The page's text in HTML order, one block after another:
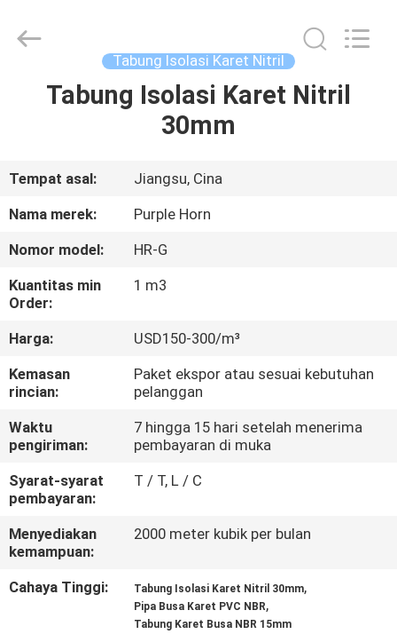
RUMAH
TENTANG
KAMI
TUR
PABRIK
KONTROL
HUBUNGI
KAMI
BLOG
PERMINTAAN
Commerce
Tabung Isolasi Karet Nitril
Tabung Isolasi Karet Nitril
30mm
Tempat asal:
Jiangsu, Cina
Nama merek:
Purple Horn
Nomor model:
HR-G
Kuantitas min
Order:
1 m3
Harga:
USD150-300/m³
Kemasan
rincian:
Paket ekspor atau sesuai kebutuhan
pelanggan
Waktu
pengiriman:
7 hingga 15 hari setelah menerima
pembayaran di muka
Syarat-syarat
pembayaran:
T / T, L / C
Menyediakan
kemampuan:
2000 meter kubik per bulan
Cahaya Tinggi: Tabung Isolasi Karet Nitril 30mm,
Pipa Busa Karet PVC NBR,
Tabung Karet Busa NBR 15mm